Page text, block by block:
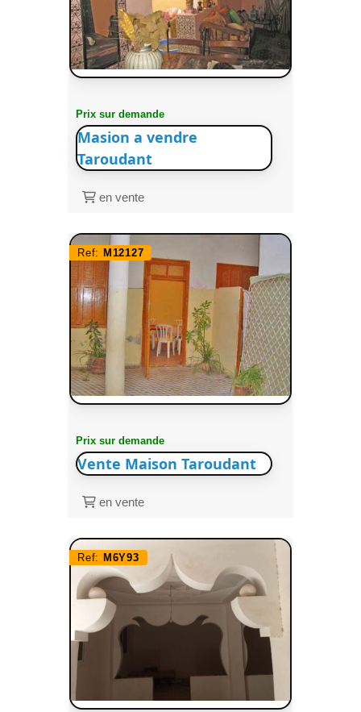
Prix sur demande
Masion a vendre
Taroudant
en vente
Ref: M12127
Prix sur demande
Vente Maison Taroudant
en vente
Ref: M6Y93